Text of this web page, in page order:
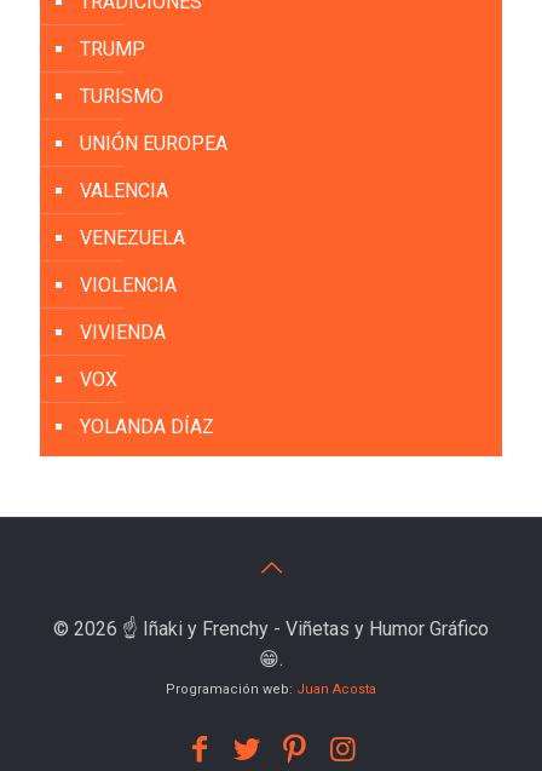
TRUMP
TURISMO
UNIÓN EUROPEA
VALENCIA
VENEZUELA
VIOLENCIA
VIVIENDA
VOX
YOLANDA DÍAZ
© 2026 ☝️ Iñaki y Frenchy - Viñetas y Humor Gráfico
😁.
Programación web: Juan Acosta